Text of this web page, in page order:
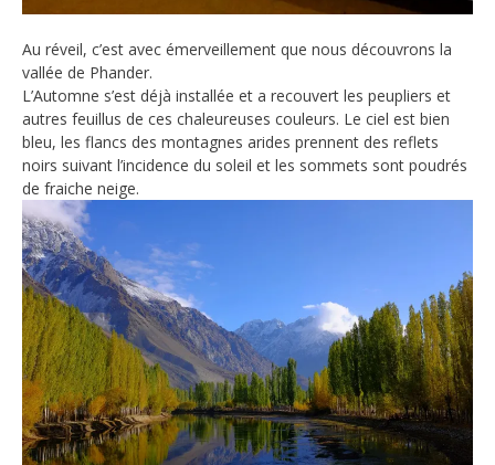
Au réveil, c’est avec émerveillement que nous découvrons la
vallée de Phander.
L’Automne s’est déjà installée et a recouvert les peupliers et
autres feuillus de ces chaleureuses couleurs. Le ciel est bien
bleu, les flancs des montagnes arides prennent des reflets
noirs suivant l’incidence du soleil et les sommets sont poudrés
de fraiche neige.